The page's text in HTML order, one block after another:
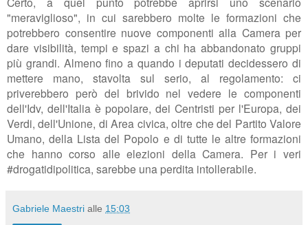
"meraviglioso", in cui sarebbero molte le formazioni che
potrebbero consentire nuove componenti alla Camera per
dare visibilità, tempi e spazi a chi ha abbandonato gruppi
più grandi. Almeno fino a quando i deputati decidessero di
mettere mano, stavolta sul serio, al regolamento: ci
priverebbero però del brivido nel vedere le componenti
dell'Idv, dell'Italia è popolare, dei Centristi per l'Europa, dei
Verdi, dell'Unione, di Area civica, oltre che del Partito Valore
Umano, della Lista del Popolo e di tutte le altre formazioni
che hanno corso alle elezioni della Camera. Per i veri
#drogatidipolitica, sarebbe una perdita intollerabile.
Gabriele Maestri alle 15:03